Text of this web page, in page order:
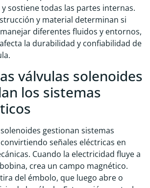
y sostiene todas las partes internas.
y material determinan si
diferentes fluidos y entornos,
la durabilidad y confiabilidad de
válvulas solenoides
los sistemas
gestionan sistemas
señales eléctricas en
Cuando la electricidad fluye a
crea un campo magnético.
del émbolo, que luego abre o